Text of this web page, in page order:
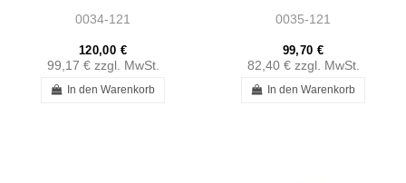
0034-121
120,00 €
99,17 € zzgl. MwSt.
In den Warenkorb
0035-121
99,70 €
82,40 € zzgl. MwSt.
In den Warenkorb